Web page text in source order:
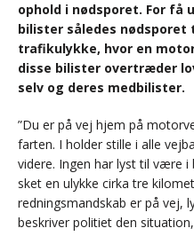
ophold i nødsporet. For få
bilister således
trafikulykke, hvor en
disse bilister overtræder
selv og deres medbilister.
”Du er på vej hjem på
farten. I holder stille i alle
videre. Ingen har lyst til være
sket en ulykke cirka tre
redningsmandskab er på vej,
beskriver politiet den